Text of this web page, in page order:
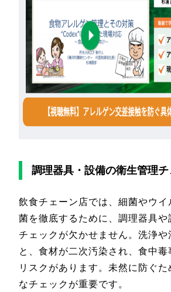
調理器具・設備の衛生管理
飲食チェーン店では、細菌やウイ
菌を徹底するために、調理器具や
チェックが欠かせません。洗浄や
と、食材が二次汚染され、食中毒
リスクがあります。未然に防ぐた
なチェックが重要です。